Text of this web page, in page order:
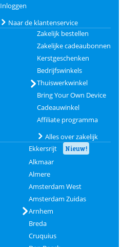
Inloggen
Naar de klantenservice
Zakelijk bestellen
Zakelijke cadeaubonnen
Kerstgeschenken
Bedrijfswinkels
Thuiswerkwinkel
Bring Your Own Device
Cadeauwinkel
Affiliate programma
Alles over zakelijk
Ekkersrijt Nieuw!
Alkmaar
Almere
Amsterdam West
Amsterdam Zuidas
Arnhem
Breda
Cruquius